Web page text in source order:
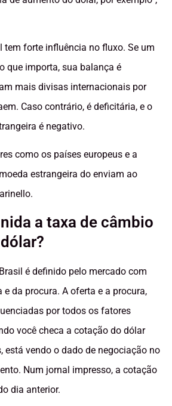
tem forte influência no fluxo. Se um
que importa, sua balança é
mais divisas internacionais por
Caso contrário, é deficitária, e o
é negativo.
como os países europeus e a
estrangeira do enviam ao
a taxa de câmbio
é definido pelo mercado com
e da procura. A oferta e a procura,
por todos os fatores
você checa a cotação do dólar
está vendo o dado de negociação no
Num jornal impresso, a cotação
dia anterior.